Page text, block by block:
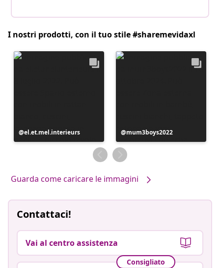
I nostri prodotti, con il tuo stile #sharemevidaxl
Post
pubblicato
el.et.mel.interieurs
Post
pubblicato
da
mum3boys2022
Guarda come caricare le immagini
Contattaci!
Vai al centro assistenza
Consigliato